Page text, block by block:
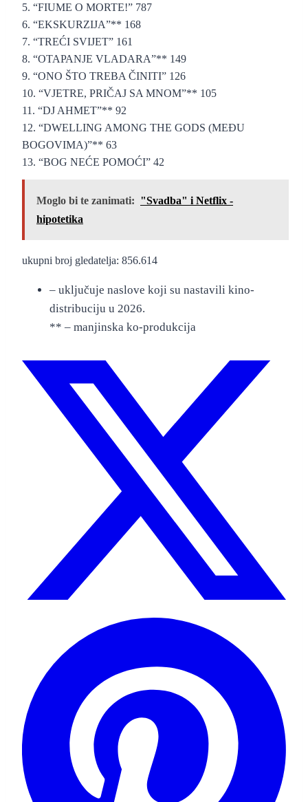
5. “FIUME O MORTE!” 787
6. “EKSKURZIJA”** 168
7. “TREĆI SVIJET” 161
8. “OTAPANJE VLADARA”** 149
9. “ONO ŠTO TREBA ČINITI” 126
10. “VJETRE, PRIČAJ SA MNOM”** 105
11. “DJ AHMET”** 92
12. “DWELLING AMONG THE GODS (MEĐU
BOGOVIMA)”** 63
13. “BOG NEĆE POMOĆI” 42
Moglo bi te zanimati: "Svadba" i Netflix -
hipotetika
ukupni broj gledatelja: 856.614
– uključuje naslove koji su nastavili kino-
distribuciju u 2026.
** – manjinska ko-produkcija